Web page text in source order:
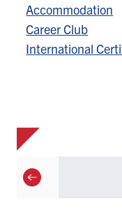
Accommodation
Career Club
International